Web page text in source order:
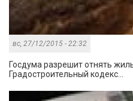
вс, 27/12/2015 - 22:32
Госдума разрешит отнять
Градостроительный кодекс...